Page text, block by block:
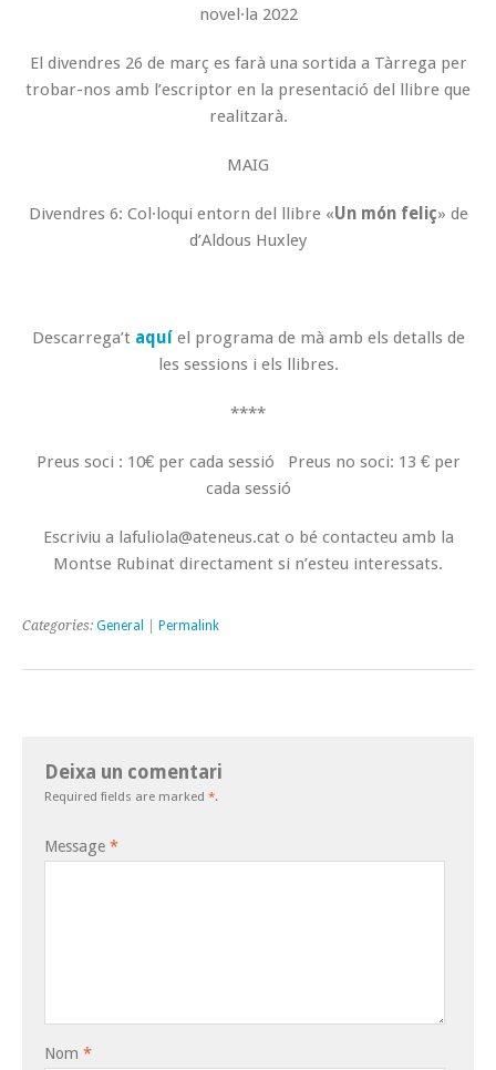
novel·la 2022
El divendres 26 de març es farà una sortida a Tàrrega per
trobar-nos amb l’escriptor en la presentació del llibre que
realitzarà.
MAIG
Divendres 6: Col·loqui entorn del llibre «Un món feliç» de
d’Aldous Huxley
Descarrega’t aquíel programa de mà amb els detalls de
les sessions i els llibres.
****
Preus soci : 10€ per cada sessió Preus no soci: 13 € per
cada sessió
Escriviu a lafuliola@ateneus.cat o bé contacteu amb la
Montse Rubinat directament si n’esteu interessats.
Categories: General Permalink
Deixa un comentari
Required fields are marked *.
Message *
Nom *